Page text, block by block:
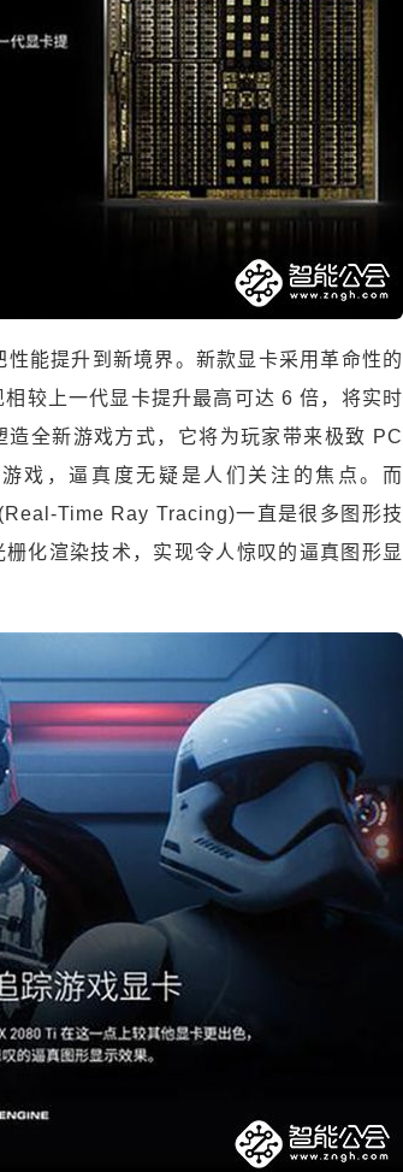
能提升到新境界。新款显卡采用革命性的
较上一代显卡提升最高可达 6 倍，将实时
全新游戏方式，它将为玩家带来极致 PC
戏，逼真度无疑是人们关注的焦点。而
Time Ray Tracing)一直是很多图形技
化渲染技术，实现令人惊叹的逼真图形显